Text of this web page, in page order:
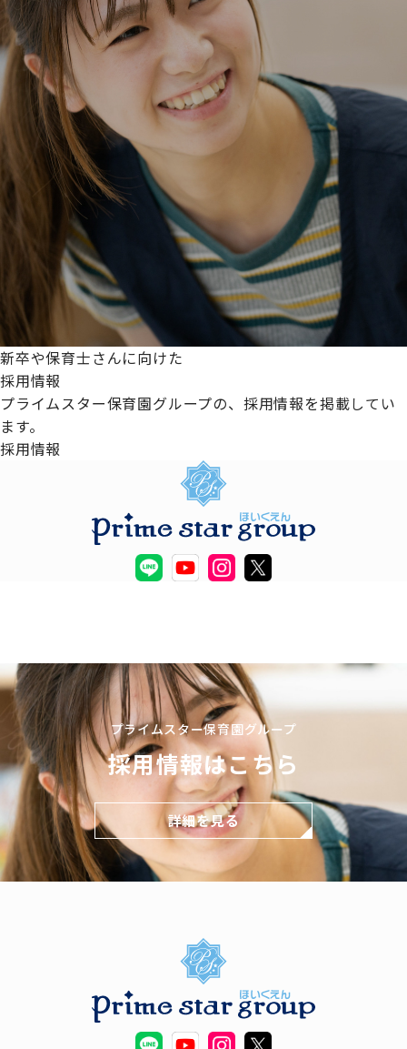
新卒や保育士さんに向けた
採用情報
プライムスター保育園グループの、採用情報を掲載してい
ます。
採用情報
プライムスター保育園グループ
採用情報はこちら
詳細を見る